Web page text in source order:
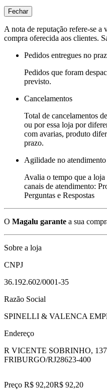
Fechar
A nota de reputação refere-se a
compra oferecida aos clientes.
Pedidos entregues no
Pedidos que foram
previsto.
Cancelamentos
Total de cancelamentos
ou por essa loja por
com avarias, produto
prazo.
Agilidade no atendimento
Avalia o tempo que a loja
canais de atendimento:
Perguntas e Respostas
O Magalu garante a sua
Sobre a loja
CNPJ
36.192.602/0001-35
Razão Social
SPINELLI & VALENCA
Endereço
R VICENTE SOBRINHO, 137
FRIBURGO/RJ28623-400
Preço R$ 92,20R$ 92,20